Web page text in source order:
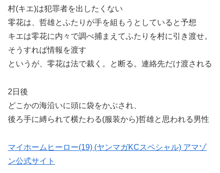
村(キエ)は犯罪者を出したくない
零花は、哲雄とふたりが手を組もうとしていると予想
キエは零花に内々で調べ捕まえてふたりを村に引き渡せ。
そうすれば情報を渡す
というが、零花は法で裁く。と断る。連絡先だけ渡される
2日後
どこかの海沿いに頭に袋をかぶされ、
後ろ手に縛られて横たわる(服装から)哲雄と思われる男性
マイホームヒーロー(19) (ヤンマガKCスペシャル) アマゾ
ン公式サイト